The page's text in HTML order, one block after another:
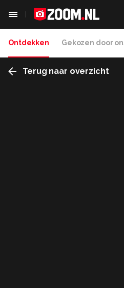
Ontdekken Gekozen door
Terug naar overzicht